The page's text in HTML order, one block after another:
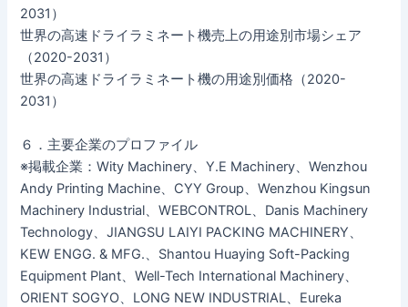
2031）
世界の高速ドライラミネート機売上の用途別市場シェア
（2020-2031）
世界の高速ドライラミネート機の用途別価格（2020-
2031）
６．主要企業のプロファイル
※掲載企業：Wity Machinery、Y.E Machinery、Wenzhou
Andy Printing Machine、CYY Group、Wenzhou Kingsun
Machinery Industrial、WEBCONTROL、Danis Machinery
Technology、JIANGSU LAIYI PACKING MACHINERY、
KEW ENGG. & MFG.、Shantou Huaying Soft-Packing
Equipment Plant、Well-Tech International Machinery、
ORIENT SOGYO、LONG NEW INDUSTRIAL、Eureka